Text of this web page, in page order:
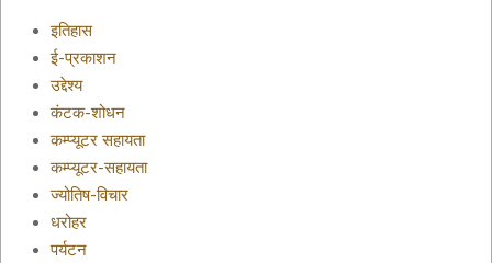
इतिहास
ई-प्रकाशन
उद्देश्य
कंटक-शोधन
कम्प्यूटर सहायता
कम्प्यूटर-सहायता
ज्योतिष-विचार
धरोहर
पर्यटन